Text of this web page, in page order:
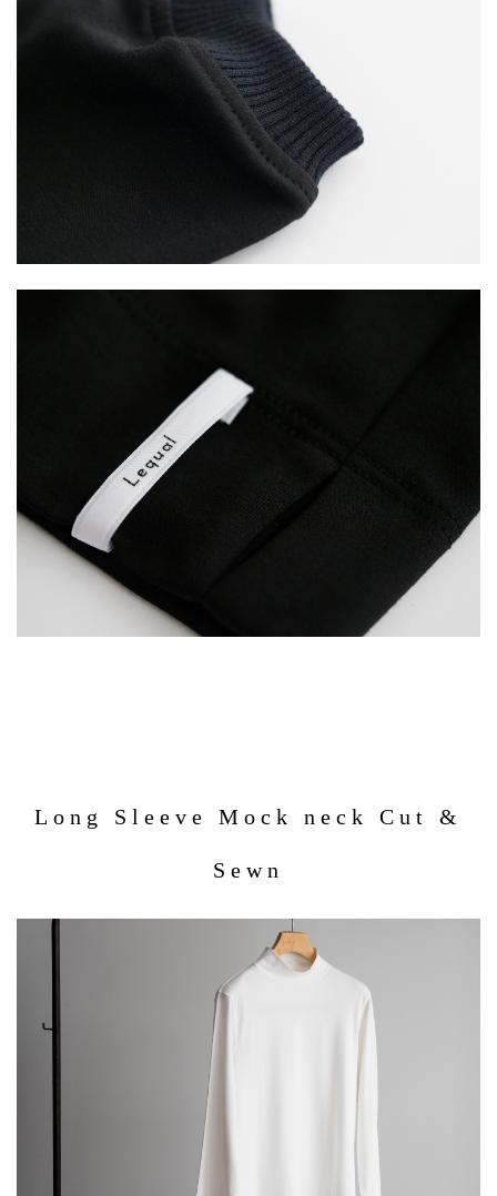
Long Sleeve Mock neck Cut &
Sewn